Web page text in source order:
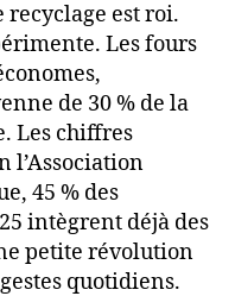
recyclage est roi.
Les fours
de 30 % de la
Les chiffres
l’Association
45 % des
intègrent déjà des
petite révolution
quotidiens.